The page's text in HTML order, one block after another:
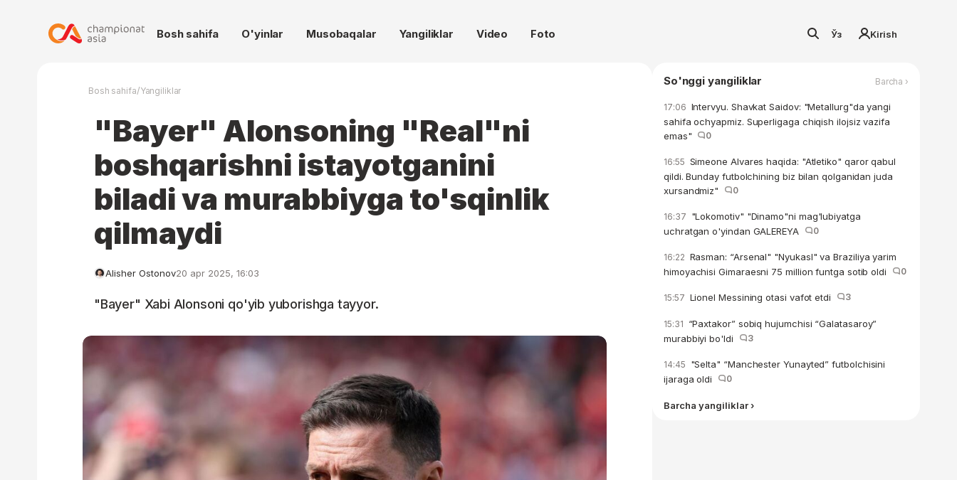
Bosh sahifa O'yinlar Musobaqalar Yangiliklar Video Foto Ўз Kirish
Bosh sahifa/Yangiliklar
"Bayer" Alonsoning "Real"ni
boshqarishni istayotganini
biladi va murabbiyga to'sqinlik
qilmaydi
Alisher Ostonov20 apr 2025, 16:03
"Bayer" Xabi Alonsoni qo'yib yuborishga tayyor.
So'nggi yangiliklar Barcha ›
17:06 Intervyu. Shavkat Saidov: "Metallurg"da yangi
sahifa ochyapmiz. Superligaga chiqish ilojsiz vazifa
emas"
0
16:55 Simeone Alvares haqida: "Atletiko" qaror qabul
qildi. Bunday futbolchining biz bilan qolganidan juda
xursandmiz"
0
16:37 "Lokomotiv" "Dinamo"ni mag'lubiyatga
uchratgan o'yindan GALEREYA
0
16:22 Rasman: “Arsenal" "Nyukasl" va Braziliya yarim
himoyachisi Gimaraesni 75 million funtga sotib oldi
0
15:57 Lionel Messining otasi vafot etdi 3
15:31 “Paxtakor” sobiq hujumchisi “Galatasaroy”
murabbiyi bo'ldi
3
14:45 "Selta" “Manchester Yunayted” futbolchisini
ijaraga oldi
0
Barcha yangiliklar ›